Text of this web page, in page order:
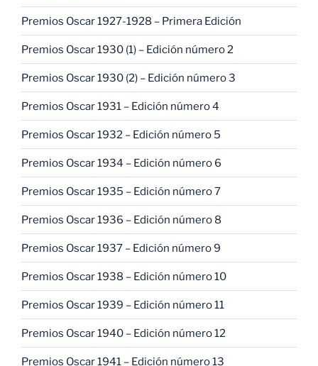
Premios Oscar 1927-1928 – Primera Edición
Premios Oscar 1930 (1) – Edición número 2
Premios Oscar 1930 (2) – Edición número 3
Premios Oscar 1931 – Edición número 4
Premios Oscar 1932 – Edición número 5
Premios Oscar 1934 – Edición número 6
Premios Oscar 1935 – Edición número 7
Premios Oscar 1936 – Edición número 8
Premios Oscar 1937 – Edición número 9
Premios Oscar 1938 – Edición número 10
Premios Oscar 1939 – Edición número 11
Premios Oscar 1940 – Edición número 12
Premios Oscar 1941 – Edición número 13